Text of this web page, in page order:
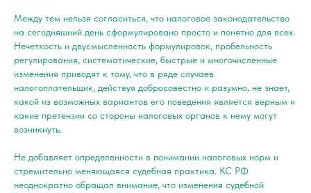
Между тем нельзя согласиться, что налоговое законодательство
на сегодняшний день сформулировано просто и понятно для всех.
Нечеткость и двусмысленность формулировок, пробельность
регулирования, систематические, быстрые и многочисленные
изменения приводят к тому, что в ряде случаев
налогоплательщик, действуя добросовестно и разумно, не знает,
какой из возможных вариантов его поведения является верным и
какие претензии со стороны налоговых органов к нему могут
возникнуть.
Не добавляет определенности в понимании налоговых норм и
стремительно меняющаяся судебная практика. КС РФ
неоднократно обращал внимание, что изменения судебной